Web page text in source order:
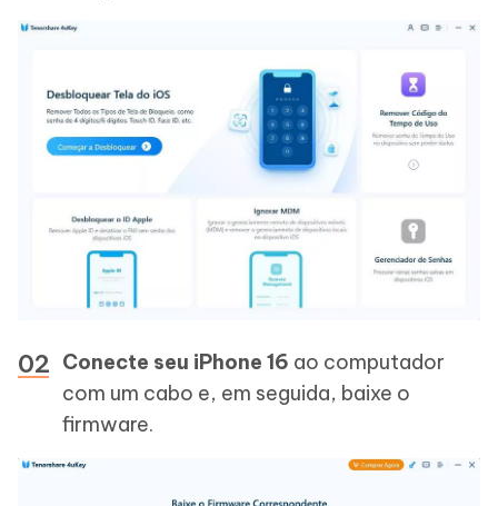
Conecte seu iPhone 16 ao computador
com um cabo e, em seguida, baixe o
firmware.